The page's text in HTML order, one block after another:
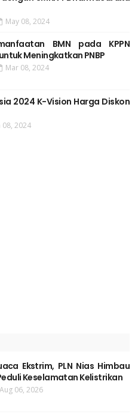
May 08, 2024
BMN pada KPPN
Meningkatkan PNBP
Mar 08, 2024
2024 K-Vision Harga Diskon
08, 2024
Ekstrim, PLN Nias Himbau
Keselamatan Kelistrikan
Aug 06, 2026